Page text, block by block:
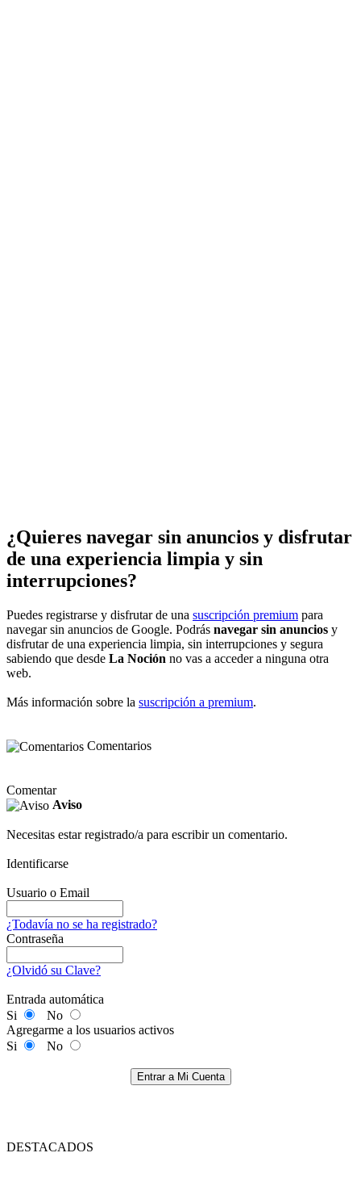
¿Quieres navegar sin anuncios y disfrutar
de una experiencia limpia y sin
interrupciones?
Puedes registrarse y disfrutar de una suscripción premium para
navegar sin anuncios de Google. Podrás navegar sin anuncios y
disfrutar de una experiencia limpia, sin interrupciones y segura
sabiendo que desde La Noción no vas a acceder a ninguna otra
web.
Más información sobre la suscripción a premium.
Comentarios
Comentar
Aviso
Necesitas estar registrado/a para escribir un comentario.
Identificarse
Usuario o Email
¿Todavía no se ha registrado?
Contraseña
¿Olvidó su Clave?
Entrada automática
Si
No
Agregarme a los usuarios activos
Si
No
Entrar a Mi Cuenta
DESTACADOS